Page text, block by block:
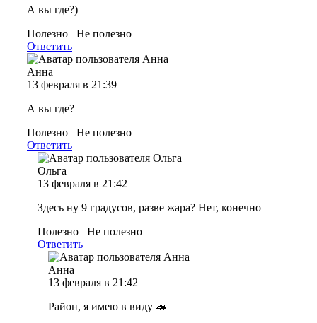
А вы где?)
Полезно
Не полезно
Ответить
Анна
13 февраля в 21:39
А вы где?
Полезно
Не полезно
Ответить
Ольга
13 февраля в 21:42
Здесь ну 9 градусов, разве жара? Нет, конечно
Полезно
Не полезно
Ответить
Анна
13 февраля в 21:42
Район, я имею в виду 🦔